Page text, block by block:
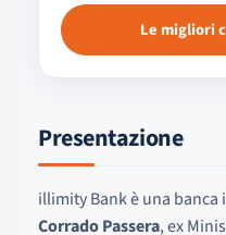
Le migliori
Presentazione
illimity Bank è una
Corrado Passera, ex